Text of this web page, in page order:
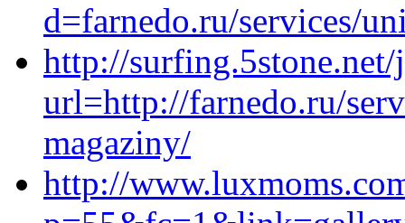
d=farnedo.ru/services/
http://surfing.5stone.net/
url=http://farnedo.ru/
magaziny/
http://